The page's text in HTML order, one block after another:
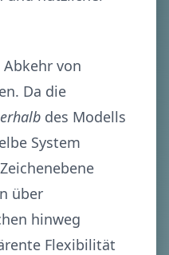
von
Da die
des Modells
System
über
hinweg
Flexibilität